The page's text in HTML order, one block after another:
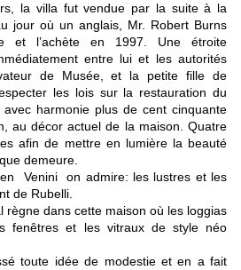
la villa fut vendue par la suite à la
jour où un anglais, Mr. Robert Burns
et l’achète en 1997. Une étroite
entre lui et les autorités
de Musée, et la petite fille de
les lois sur la restauration du
harmonie plus de cent cinquante
au décor actuel de la maison. Quatre
afin de mettre en lumière la beauté
demeure.
Venini on admire: les lustres et les
de Rubelli.
règne dans cette maison où les loggias
fenêtres et les vitraux de style néo
toute idée de modestie et en a fait